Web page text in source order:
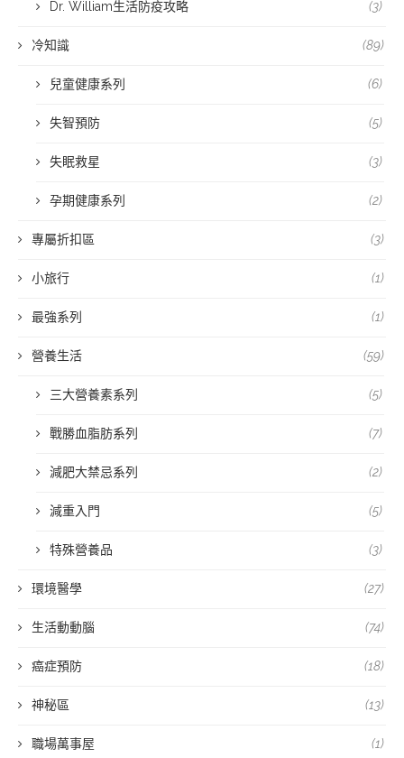
Dr. William生活防疫攻略 (3)
冷知識 (89)
兒童健康系列 (6)
失智預防 (5)
失眠救星 (3)
孕期健康系列 (2)
專屬折扣區 (3)
小旅行 (1)
最強系列 (1)
營養生活 (59)
三大營養素系列 (5)
戰勝血脂肪系列 (7)
減肥大禁忌系列 (2)
減重入門 (5)
特殊營養品 (3)
環境醫學 (27)
生活動動腦 (74)
癌症預防 (18)
神秘區 (13)
職場萬事屋 (1)